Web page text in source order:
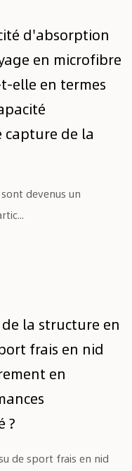
d'absorption
en microfibre
elle en termes
capture de la
la structure en
frais en nid
en
?